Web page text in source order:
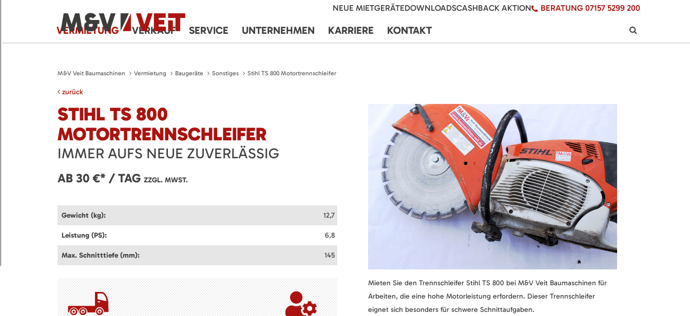
NEUE MIETGERÄTEDOWNLOADSCASHBACK AKTION BERATUNG 07157 5299 200
VERMIETUNG VERKAUF SERVICE UNTERNEHMEN KARRIERE KONTAKT
M&V Veit Baumaschinen Vermietung Baugeräte Sonstiges Stihl TS 800 Motortrennschleifer
zurück
STIHL TS 800
MOTORTRENNSCHLEIFER
IMMER AUFS NEUE ZUVERLÄSSIG
AB 30 €* / TAG ZZGL. MWST.
Gewicht (kg): 12,7
Leistung (PS): 6,8
Max. Schnitttiefe (mm): 145
Mieten Sie den Trennschleifer Stihl TS 800 bei M&V Veit Baumaschinen für
Arbeiten, die eine hohe Motorleistung erfordern. Dieser Trennschleifer
eignet sich besonders für schwere Schnittaufgaben.